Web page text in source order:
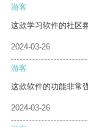
游客
这款学习软件的社区
2024-03-26
游客
这款软件的功能非常
2024-03-26